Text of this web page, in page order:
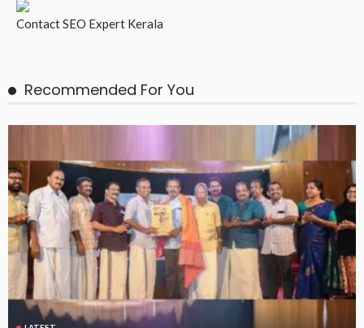
ContactSEO Expert Kerala
Recommended For You